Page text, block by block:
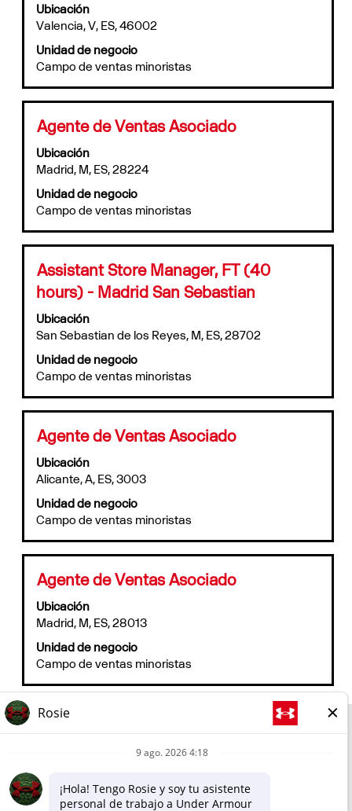
Mostrando
5
de
5
puestos
Utilice
por
la
lista
puestos.
Seleccione
todos
detalles
puesto.
Ubicación
Valencia, V, ES, 46002
Unidad de negocio
Campo de ventas minoristas
barra
espaciadora
ver
el
contenido
completo
de
la
información
del
Título
Agente de Ventas Asociado
Ubicación
Madrid, M, ES, 28224
Unidad de negocio
Campo de ventas minoristas
Utilice
barra
espaciadora
ver
el
contenido
completo
de
la
información
puesto.
Título
Assistant Store Manager, FT (40
hours) - Madrid San Sebastian
Ubicación
San Sebastian de los Reyes, M, ES, 28702
Unidad de negocio
Campo de ventas minoristas
Utilice
barra
espaciadora
para
ver
el
contenido
información
puesto.
Título
Agente de Ventas Asociado
Ubicación
Alicante, A, ES, 3003
Unidad de negocio
Campo de ventas minoristas
Utilice
barra
espaciadora
ver
el
contenido
completo
de
la
información
del
Título
Agente de Ventas Asociado
Ubicación
Madrid, M, ES, 28013
Unidad de negocio
Campo de ventas minoristas
Utilice
barra
espaciadora
ver
el
contenido
de
la
puesto.
Política de privacidad